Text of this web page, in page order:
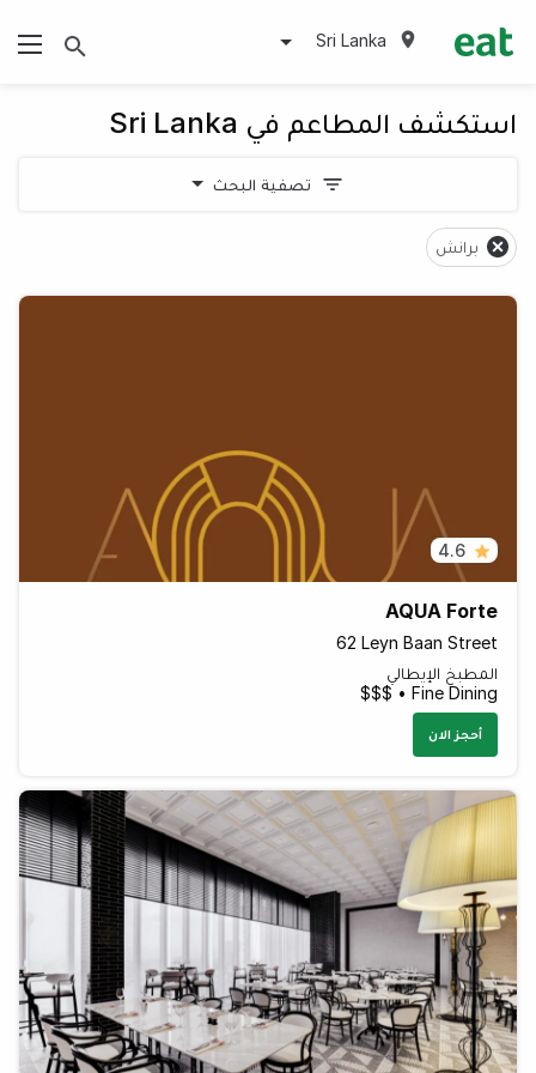
Sri Lanka
استكشف المطاعم في Sri Lanka
تصفية البحث
برانش
4.6
AQUA Forte
62 Leyn Baan Street
المطبخ الإيطالي
Fine Dining • $$$
أحجز الان